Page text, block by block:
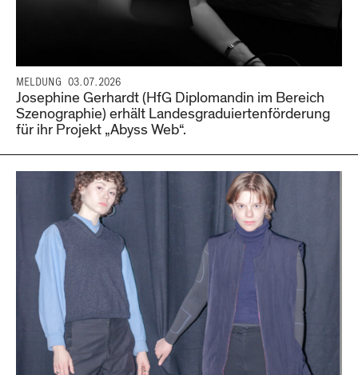
MELDUNG 03.07.2026
Josephine Gerhardt (HfG Diplomandin im Bereich
Szenographie) erhält Landesgraduiertenförderung
für ihr Projekt „Abyss Web“.